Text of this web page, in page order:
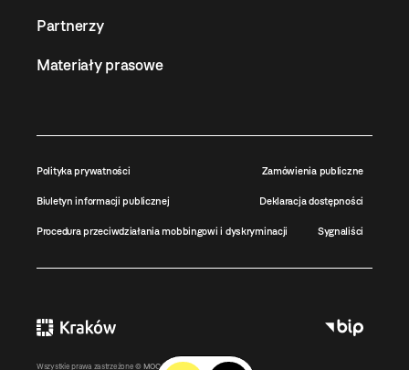
Partnerzy
Materiały prasowe
Polityka prywatności Zamówienia publiczne
Biuletyn informacji publicznej Deklaracja dostępności
Procedura przeciwdziałania mobbingowi i dyskryminacji Sygnaliści
Wszystkie prawa zastrzeżone © MOCAK2011-2026